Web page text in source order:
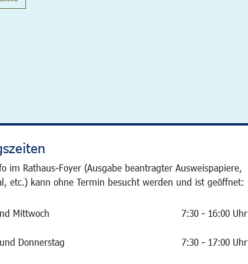
im Rathaus-Foyer (Ausgabe beantragter Ausweispapiere,
etc.) kann ohne Termin besucht werden und ist geöffnet:
Mittwoch 7:30 - 16:00 Uhr
Donnerstag 7:30 - 17:00 Uhr